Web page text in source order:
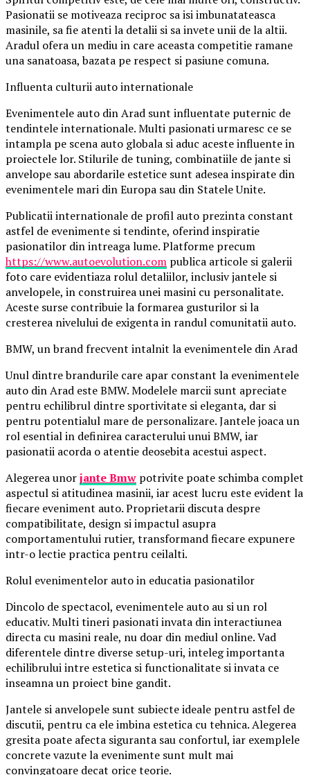
Pasionatii se motiveaza reciproc sa isi imbunatateasca
masinile, sa fie atenti la detalii si sa invete unii de la altii.
Aradul ofera un mediu in care aceasta competitie ramane
una sanatoasa, bazata pe respect si pasiune comuna.
Influenta culturii auto internationale
Evenimentele auto din Arad sunt influentate puternic de
tendintele internationale. Multi pasionati urmaresc ce se
intampla pe scena auto globala si aduc aceste influente in
proiectele lor. Stilurile de tuning, combinatiile de jante si
anvelope sau abordarile estetice sunt adesea inspirate din
evenimentele mari din Europa sau din Statele Unite.
Publicatii internationale de profil auto prezinta constant
astfel de evenimente si tendinte, oferind inspiratie
pasionatilor din intreaga lume. Platforme precum
https://www.autoevolution.com publica articole si galerii
foto care evidentiaza rolul detaliilor, inclusiv jantele si
anvelopele, in construirea unei masini cu personalitate.
Aceste surse contribuie la formarea gusturilor si la
cresterea nivelului de exigenta in randul comunitatii auto.
BMW, un brand frecvent intalnit la evenimentele din Arad
Unul dintre brandurile care apar constant la evenimentele
auto din Arad este BMW. Modelele marcii sunt apreciate
pentru echilibrul dintre sportivitate si eleganta, dar si
pentru potentialul mare de personalizare. Jantele joaca un
rol esential in definirea caracterului unui BMW, iar
pasionatii acorda o atentie deosebita acestui aspect.
Alegerea unorjante Bmw potrivite poate schimba complet
aspectul si atitudinea masinii, iar acest lucru este evident la
fiecare eveniment auto. Proprietarii discuta despre
compatibilitate, design si impactul asupra
comportamentului rutier, transformand fiecare expunere
intr-o lectie practica pentru ceilalti.
Rolul evenimentelor auto in educatia pasionatilor
Dincolo de spectacol, evenimentele auto au si un rol
educativ. Multi tineri pasionati invata din interactiunea
directa cu masini reale, nu doar din mediul online. Vad
diferentele dintre diverse setup-uri, inteleg importanta
echilibrului intre estetica si functionalitate si invata ce
inseamna un proiect bine gandit.
Jantele si anvelopele sunt subiecte ideale pentru astfel de
discutii, pentru ca ele imbina estetica cu tehnica. Alegerea
gresita poate afecta siguranta sau confortul, iar exemplele
concrete vazute la evenimente sunt mult mai
convingatoare decat orice teorie.